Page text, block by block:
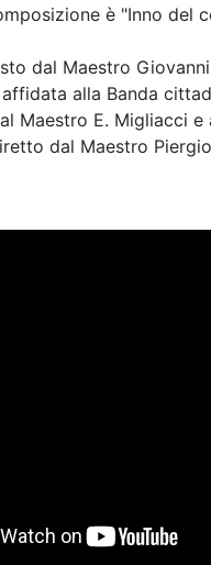
è "Inno del
dal Maestro
alla Banda
Maestro E. Migliacci e
dal Maestro